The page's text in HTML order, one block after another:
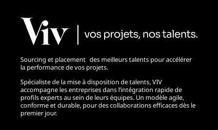
Sourcing et placement des meilleurs talents pour accélérer
la performance de vos projets.
Spécialiste de la mise à disposition de talents, VIV
accompagne les entreprises dans l’intégration rapide de
profils experts au sein de leurs équipes. Un modèle agile,
conforme et durable, pour des collaborations efficaces dès le
premier jour.